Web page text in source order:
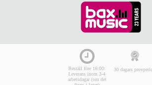
Beställ före 16:00:
Leverans inom 3-4
arbetsdagar (om det
30 dagars